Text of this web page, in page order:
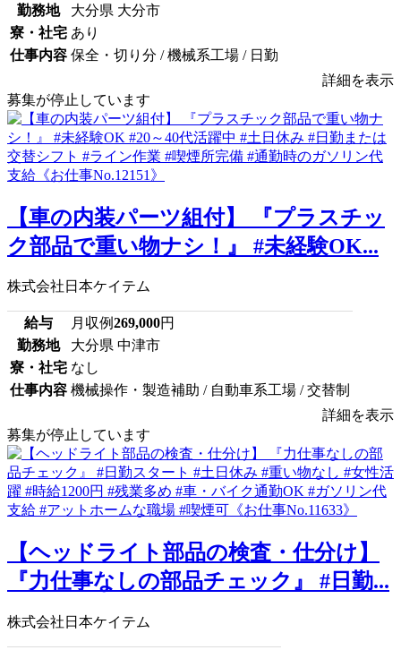
勤務地
大分県 大分市
寮・社宅 あり
仕事内容 保全・切り分 / 機械系工場 / 日勤
詳細を表示
募集が停止しています
【車の内装パーツ組付】 『プラスチッ
ク部品で重い物ナシ！』 #未経験OK...
株式会社日本ケイテム
給与 月収例269,000円
勤務地
大分県 中津市
寮・社宅 なし
仕事内容 機械操作・製造補助 / 自動車系工場 / 交替制
詳細を表示
募集が停止しています
【ヘッドライト部品の検査・仕分け】
『力仕事なしの部品チェック』 #日勤...
株式会社日本ケイテム